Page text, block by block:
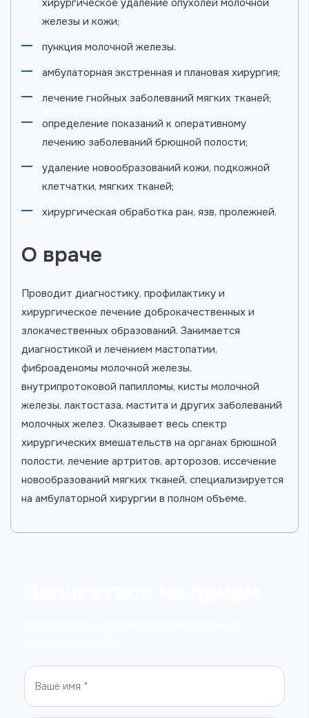
хирургическое удаление опухолей молочной
железы и кожи;
пункция молочной железы.
амбулаторная экстренная и плановая хирургия;
лечение гнойных заболеваний мягких тканей;
определение показаний к оперативному
лечению заболеваний брюшной полости;
удаление новообразований кожи, подкожной
клетчатки, мягких тканей;
хирургическая обработка ран, язв, пролежней.
О враче
Проводит диагностику, профилактику и
хирургическое лечение доброкачественных и
злокачественных образований. Занимается
диагностикой и лечением мастопатии,
фиброаденомы молочной железы,
внутрипротоковой папилломы, кисты молочной
железы, лактостаза, мастита и других заболеваний
молочных желез. Оказывает весь спектр
хирургических вмешательств на органах брюшной
полости, лечение артритов, арторозов, иссечение
новообразований мягких тканей, специализируется
на амбулаторной хирургии в полном объеме.